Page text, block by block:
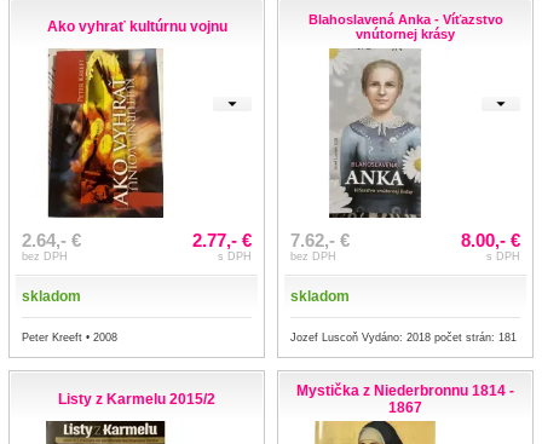
Ako vyhrať kultúrnu vojnu
2.64,- €
bez DPH
2.77,- €
s DPH
skladom
Peter Kreeft • 2008
Blahoslavená Anka - Víťazstvo
vnútornej krásy
7.62,- €
bez DPH
8.00,- €
s DPH
skladom
Jozef Luscoň Vydáno: 2018 počet strán: 181
Listy z Karmelu 2015/2
Mystička z Niederbronnu 1814 -
1867